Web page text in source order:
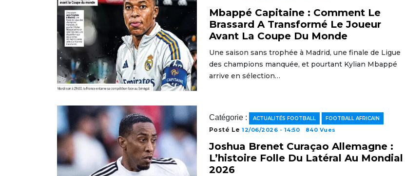
Mbappé Capitaine : Comment Le
Brassard A Transformé Le Joueur
Avant La Coupe Du Monde
Une saison sans trophée à Madrid, une finale de Ligue
des champions manquée, et pourtant Kylian Mbappé
arrive en sélection…
Catégorie : ACTUALITÉS FOOTBALL FOOTBALL AFRICAIN
Posté Le12/06/2026 - 14:50 840 Vues
Joshua Brenet Curaçao Allemagne :
L’histoire Folle Du Latéral Au Mondial
2026